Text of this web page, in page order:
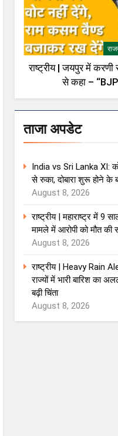
राष्ट्रीय | जयपुर में
से कहा – “BJP
ताजा अपडेट
India vs Sri Lanka XI:
से रुका, दोबारा शुरू होने के
August 8, 2026
राष्ट्रीय | महाराष्ट्र में 9
मामले में आरोपी को मौत की
August 8, 2026
राष्ट्रीय | Heavy Rain
राज्यों में भारी बारिश का
बढ़ी चिंता
August 8, 2026